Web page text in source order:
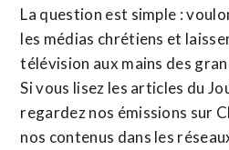
La question est simple :
les médias chrétiens et
télévision aux mains des
Si vous lisez les articles du
regardez nos émissions sur
nos contenus dans les